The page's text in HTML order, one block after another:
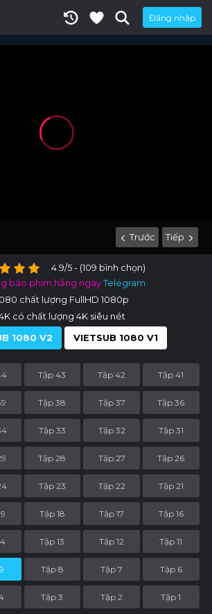
Đăng nhập
Trước Tiếp
4.9/5 - (109 bình chọn)
báo phim hằng ngàyTelegram
chất lượng FullHD 1080p
có chất lượng 4K siêu nét
1080 V2
VIETSUB 1080 V1
Tập 43 Tập 42 Tập 41
Tập 38 Tập 37 Tập 36
Tập 33 Tập 32 Tập 31
Tập 28 Tập 27 Tập 26
Tập 23 Tập 22 Tập 21
Tập 18 Tập 17 Tập 16
Tập 13 Tập 12 Tập 11
Tập 8 Tập 7 Tập 6
Tập 3 Tập 2 Tập 1